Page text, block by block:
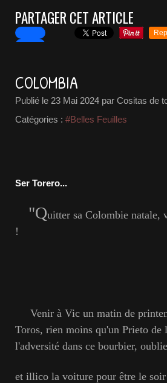
PARTAGER CET ARTICLE
COLOMBIA
Publié le 23 Mai 2024 par Cositas de
Catégories : #Belles Feuilles
Ser Torero...
"Quitter sa Colombie natale,
!
Venir à Vic un matin de
Toros, rien moins qu'un Prieto
l'adversité dans ce bourbier,
et illico la voiture pour être le